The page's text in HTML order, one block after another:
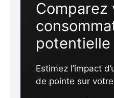
Comparez
potentielle
Estimez l’impact
de pointe sur